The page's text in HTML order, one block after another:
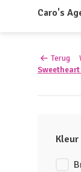
Caro's
Terug
Kleur